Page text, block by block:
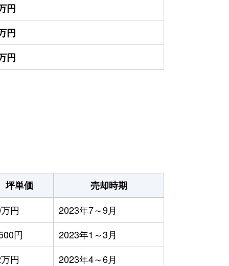
円
円
円
坪単価
売却時期
円
2023年7～9月
円
2023年1～3月
円
2023年4～6月